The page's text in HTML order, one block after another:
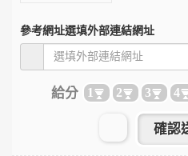
參考網址選填外部連結網址
給分 1 2 3 4